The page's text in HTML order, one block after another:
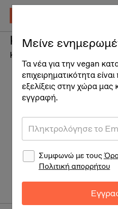
Kotsifali Syrah
Κρασιά
Μείνε
Τα νέα για την vegan
επιχειρηματικότητα
εξελίξεις στην χώρα μας
εγγραφή.
Συμφωνώ με τους
Πολιτική απορρήτου